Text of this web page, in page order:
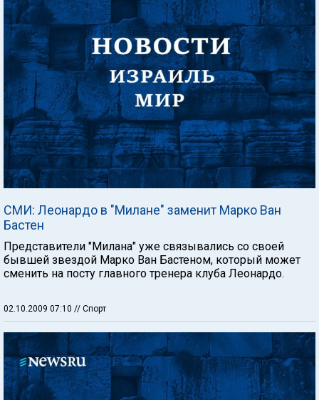
СМИ: Леонардо в "Милане" заменит Марко Ван
Бастен
Представители "Милана" уже связывались со своей
бывшей звездой Марко Ван Бастеном, который может
сменить на посту главного тренера клуба Леонардо.
02.10.2009 07:10 // Спорт